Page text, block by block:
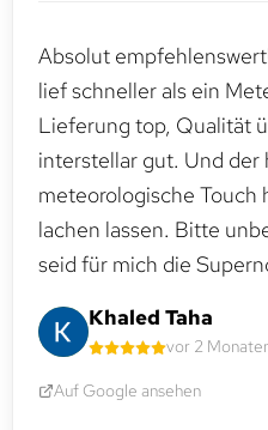
Absolut
lief schneller als ein
Lieferung top, Qualität
interstellar gut. Und der
meteorologische Touch
lachen lassen. Bitte
seid für mich die
Khaled Taha
vor 2
Auf Google ansehen